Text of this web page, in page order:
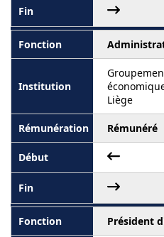
Liège
Rémunéré
Président